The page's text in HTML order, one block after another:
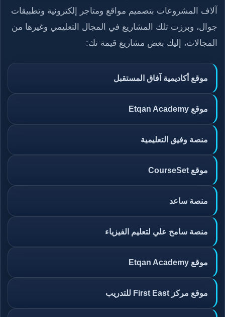
آلاف المشروعات بتصميم مواقع ومتاجر إلكترونية وتطبيقات
جوال، وبرزت تلك المشاريع في المجال التعليمي وغيرها من
المجالات، إليك بعض مشاريع قيمة تك:
موقع أكاديمية آفاق المستقبل
موقع Etqan Academy
منصة وفيق التعليمية
موقع CourseSet
منصة ساعد
منصة سامح علي لتعليم الفيزياء
موقع Etqan Academy
موقع مركز First East للتدريب